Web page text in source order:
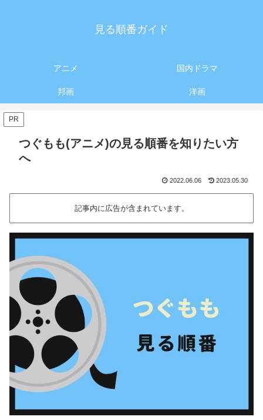
見る順番ガイド
アニメ 国内ドラマ
邦画 洋画
PR
つぐもも(アニメ)の見る順番を知りたい方
へ
2022.06.06 2023.05.30
記事内に広告が含まれています。